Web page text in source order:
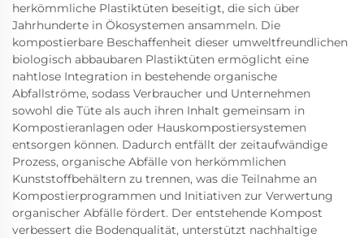
herkömmliche Plastiktüten beseitigt, die sich über
Jahrhunderte in Ökosystemen ansammeln. Die
kompostierbare Beschaffenheit dieser umweltfreundlichen
biologisch abbaubaren Plastiktüten ermöglicht eine
nahtlose Integration in bestehende organische
Abfallströme, sodass Verbraucher und Unternehmen
sowohl die Tüte als auch ihren Inhalt gemeinsam in
Kompostieranlagen oder Hauskompostiersystemen
entsorgen können. Dadurch entfällt der zeitaufwändige
Prozess, organische Abfälle von herkömmlichen
Kunststoffbehältern zu trennen, was die Teilnahme an
Kompostierprogrammen und Initiativen zur Verwertung
organischer Abfälle fördert. Der entstehende Kompost
verbessert die Bodenqualität, unterstützt nachhaltige